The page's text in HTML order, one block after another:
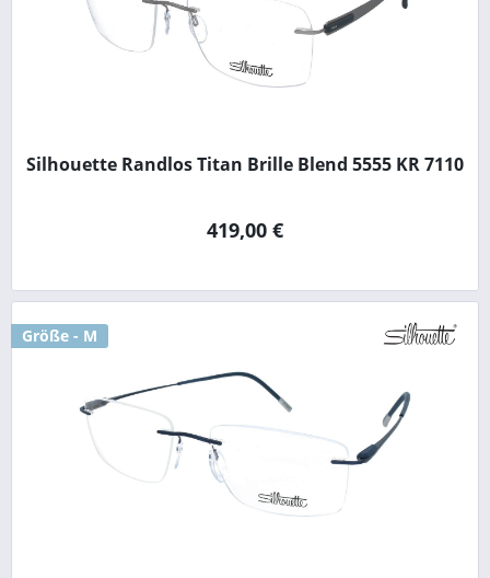
Silhouette Randlos Titan Brille Blend 5555 KR 7110
419,00 €
Größe - M